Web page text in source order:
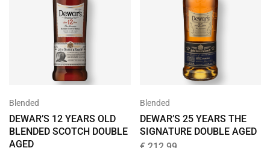
Blended
DEWAR’S 12 YEARS OLD
BLENDED SCOTCH DOUBLE
AGED
Blended
DEWAR’S 25 YEARS THE
SIGNATURE DOUBLE AGED